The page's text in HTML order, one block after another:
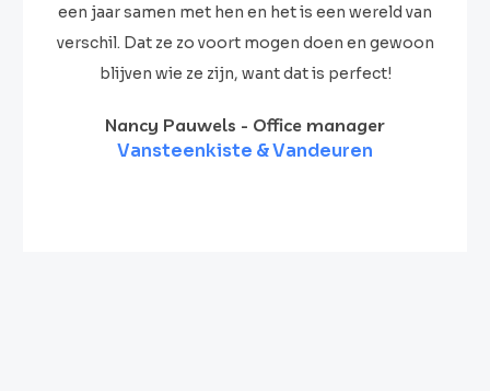
een jaar samen met hen en het is een wereld van
verschil. Dat ze zo voort mogen doen en gewoon
blijven wie ze zijn, want dat is perfect!
Nancy Pauwels - Office manager
Vansteenkiste & Vandeuren